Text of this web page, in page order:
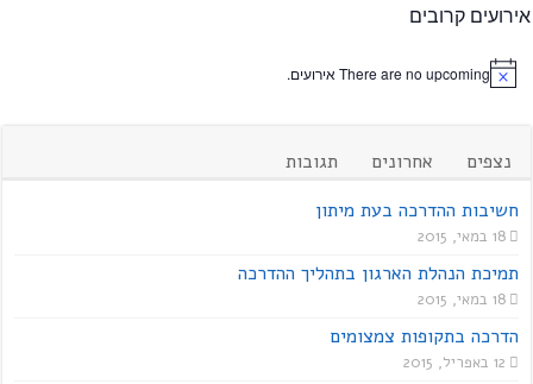
אירועים קרובים
There are no upcoming אירועים.
נצפים אחרונים
תגובות
חשיבות ההדרכה בעת מיתון
18 במאי, 2015
תמיכת הנהלת הארגון בתהליך ההדרכה
18 במאי, 2015
הדרכה בתקופות צמצומים
12 באפריל, 2015